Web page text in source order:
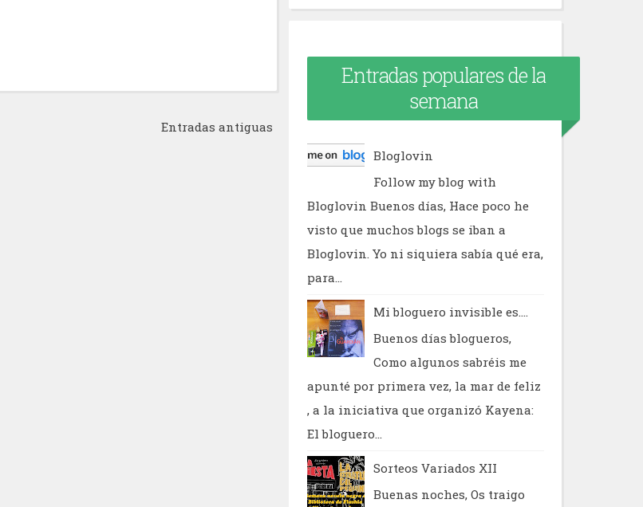
Entradas antiguas
Entradas populares de la
semana
Bloglovin
Follow my blog with
Bloglovin Buenos días, Hace poco he
visto que muchos blogs se iban a
Bloglovin. Yo ni siquiera sabía qué era,
para...
Mi bloguero invisible es....
Buenos días blogueros,
Como algunos sabréis me
apunté por primera vez, la mar de feliz
, a la iniciativa que organizó Kayena:
El bloguero...
Sorteos Variados XII
Buenas noches, Os traigo